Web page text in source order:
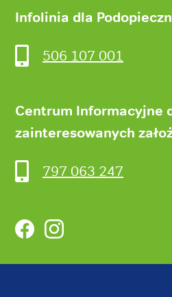
Infolinia dla
506 107 001
Centrum Informacyjne
zainteresowanych
797 063 247
FacebookInstagram